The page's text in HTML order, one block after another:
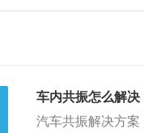
车内共振怎么解决
汽车共振解决方